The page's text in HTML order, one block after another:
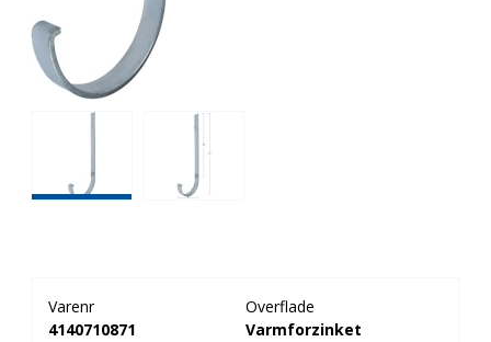
Varenr
4140710871
Overflade
Varmforzinket